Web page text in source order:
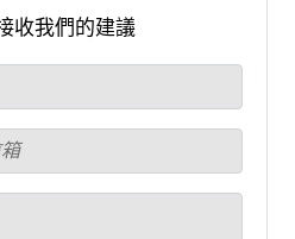
收我們的建議